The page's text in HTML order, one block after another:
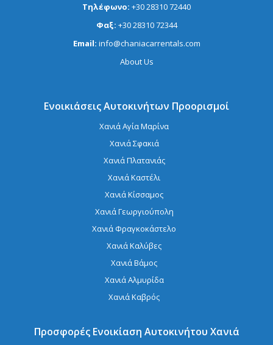
Τηλέφωνο: +30 28310 72440
Φαξ: +30 28310 72344
Email: info@chaniacarrentals.com
About Us
Ενοικιάσεις Αυτοκινήτων Προορισμοί
Χανιά Αγία Μαρίνα
Χανιά Σφακιά
Χανιά Πλατανιάς
Χανιά Καστέλι
Χανιά Κίσσαμος
Χανιά Γεωργιούπολη
Χανιά Φραγκοκάστελο
Χανιά Καλύβες
Χανιά Βάμος
Χανιά Αλμυρίδα
Χανιά Καβρός
Προσφορές Ενοικίαση Αυτοκινήτου Χανιά